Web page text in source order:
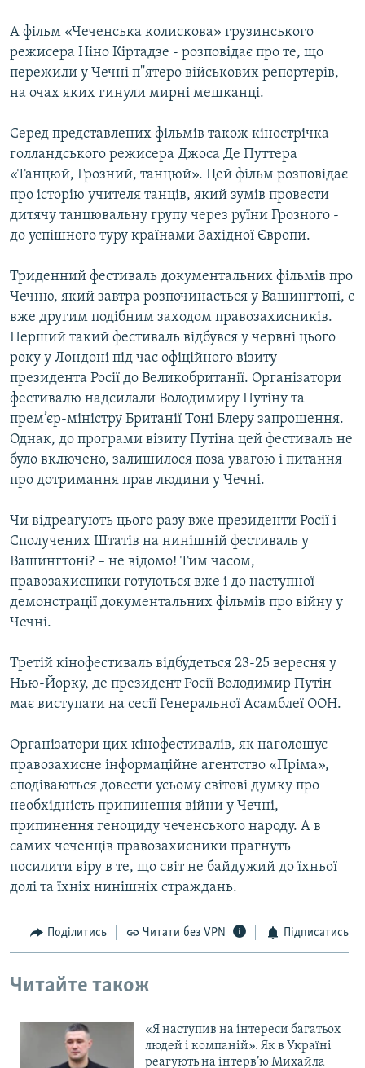
А фільм «Чеченська колискова» грузинського
режисера Ніно Кіртадзе - розповідає про те, що
пережили у Чечні п''ятеро військових репортерів,
на очах яких гинули мирні мешканці.
Серед представлених фільмів також кінострічка
голландського режисера Джоса Де Путтера
«Танцюй, Грозний, танцюй». Цей фільм розповідає
про історію учителя танців, який зумів провести
дитячу танцювальну групу через руїни Грозного -
до успішного туру країнами Західної Європи.
Триденний фестиваль документальних фільмів про
Чечню, який завтра розпочинається у Вашингтоні, є
вже другим подібним заходом правозахисників.
Перший такий фестиваль відбувся у червні цього
року у Лондоні під час офіційного візиту
президента Росії до Великобританії. Організатори
фестивалю надсилали Володимиру Путіну та
прем’єр-міністру Британії Тоні Блеру запрошення.
Однак, до програми візиту Путіна цей фестиваль не
було включено, залишилося поза увагою і питання
про дотримання прав людини у Чечні.
Чи відреагують цього разу вже президенти Росії і
Сполучених Штатів на нинішній фестиваль у
Вашингтоні? – не відомо! Тим часом,
правозахисники готуються вже і до наступної
демонстрації документальних фільмів про війну у
Чечні.
Третій кінофестиваль відбудеться 23-25 вересня у
Нью-Йорку, де президент Росії Володимир Путін
має виступати на сесії Генеральної Асамблеї ООН.
Організатори цих кінофестивалів, як наголошує
правозахисне інформаційне агентство «Пріма»,
сподіваються довести усьому світові думку про
необхідність припинення війни у Чечні,
припинення геноциду чеченського народу. А в
самих чеченців правозахисники прагнуть
посилити віру в те, що світ не байдужий до їхньої
долі та їхніх нинішніх страждань.
Поділитись Читати без VPN Підписатись
Читайте також
«Я наступив на інтереси багатьох
людей і компаній». Як в Україні
реагують на інтерв’ю Михайла